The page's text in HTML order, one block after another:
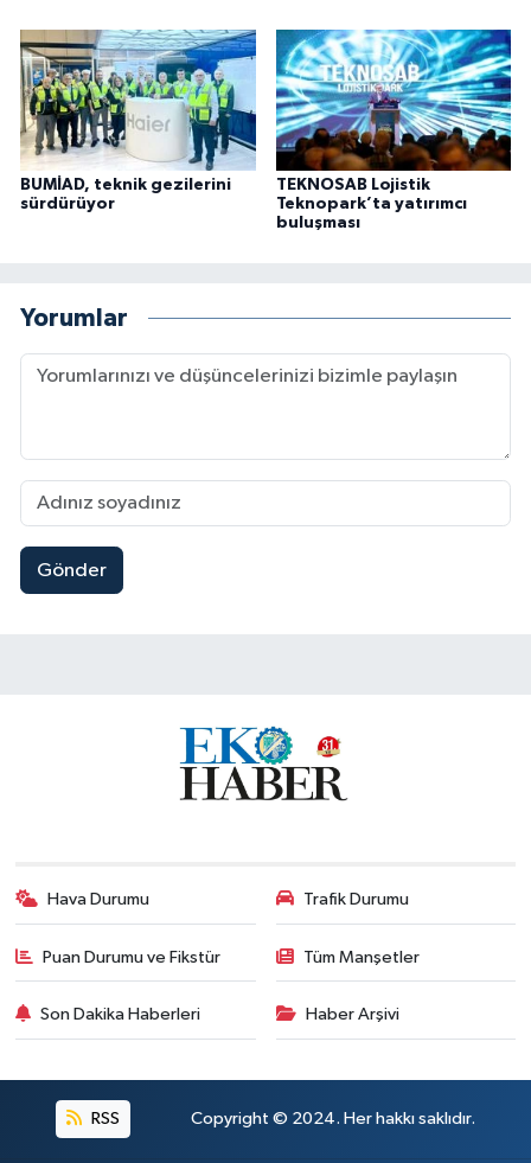
BUMİAD, teknik gezilerini
sürdürüyor
TEKNOSAB Lojistik
Teknopark’ta yatırımcı
buluşması
Yorumlar
Gönder
Hava Durumu Trafik Durumu
Puan Durumu ve Fikstür Tüm Manşetler
Son Dakika Haberleri Haber Arşivi
RSS Copyright © 2024. Her hakkı saklıdır.